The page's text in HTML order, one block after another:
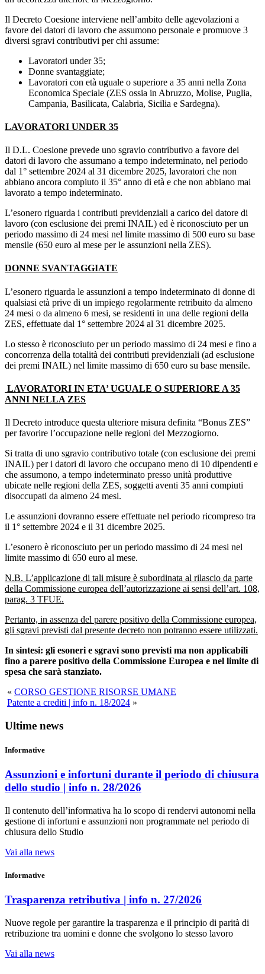
Il Decreto Coesione interviene nell’ambito delle agevolazioni a
favore dei datori di lavoro che assumono personale e promuove 3
diversi sgravi contributivi per chi assume:
Lavoratori under 35;
Donne svantaggiate;
Lavoratori con età uguale o superiore a 35 anni nella Zona
Economica Speciale (ZES ossia in Abruzzo, Molise, Puglia,
Campania, Basilicata, Calabria, Sicilia e Sardegna).
LAVORATORI UNDER 35
Il D.L. Coesione prevede uno sgravio contributivo a favore dei
datori di lavoro che assumano a tempo indeterminato, nel periodo
dal 1° settembre 2024 al 31 dicembre 2025, lavoratori che non
abbiano ancora compiuto il 35° anno di età e che non abbiano mai
lavorato a tempo indeterminato.
L’esonero riguarda i contributi previdenziali a carico del datore di
lavoro (con esclusione dei premi INAIL) ed è riconosciuto per un
periodo massimo di 24 mesi nel limite massimo di 500 euro su base
mensile (650 euro al mese per le assunzioni nella ZES).
DONNE SVANTAGGIATE
L’esonero riguarda le assunzioni a tempo indeterminato di donne di
qualsiasi età prive di un impiego regolarmente retribuito da almeno
24 mesi o da almeno 6 mesi, se residenti in una delle regioni della
ZES, effettuate dal 1° settembre 2024 al 31 dicembre 2025.
Lo stesso è riconosciuto per un periodo massimo di 24 mesi e fino a
concorrenza della totalità dei contributi previdenziali (ad esclusione
dei premi INAIL) nel limite massimo di 650 euro su base mensile.
LAVORATORI IN ETA’ UGUALE O SUPERIORE A 35
ANNI NELLA ZES
Il Decreto introduce questa ulteriore misura definita “Bonus ZES”
per favorire l’occupazione nelle regioni del Mezzogiorno.
Si tratta di uno sgravio contributivo totale (con esclusione dei premi
INAIL) per i datori di lavoro che occupano meno di 10 dipendenti e
che assumono, a tempo indeterminato presso unità produttive
ubicate nelle regioni della ZES, soggetti aventi 35 anni compiuti
disoccupati da almeno 24 mesi.
Le assunzioni dovranno essere effettuate nel periodo ricompreso tra
il 1° settembre 2024 e il 31 dicembre 2025.
L’esonero è riconosciuto per un periodo massimo di 24 mesi nel
limite massimo di 650 euro al mese.
N.B. L’applicazione di tali misure è subordinata al rilascio da parte
della Commissione europea dell’autorizzazione ai sensi dell’art. 108,
parag. 3 TFUE.
Pertanto, in assenza del parere positivo della Commissione europea,
gli sgravi previsti dal presente decreto non potranno essere utilizzati.
In sintesi: gli esoneri e sgravi sono previsti ma non applicabili
fino a parere positivo della Commissione Europea e nel limite di
spesa che sarà stanziato.
« CORSO GESTIONE RISORSE UMANE
Patente a crediti | info n. 18/2024 »
Ultime news
Informative
Assunzioni e infortuni durante il periodo di chiusura
dello studio | info n. 28/2026
Il contenuto dell’informativa ha lo scopo di rendervi autonomi nella
gestione di infortuni e assunzioni non programmate nel periodo di
chiusura dello Studio
Vai alla news
Informative
Trasparenza retributiva | info n. 27/2026
Nuove regole per garantire la trasparenza e il principio di parità di
retribuzione tra uomini e donne che svolgono lo stesso lavoro
Vai alla news